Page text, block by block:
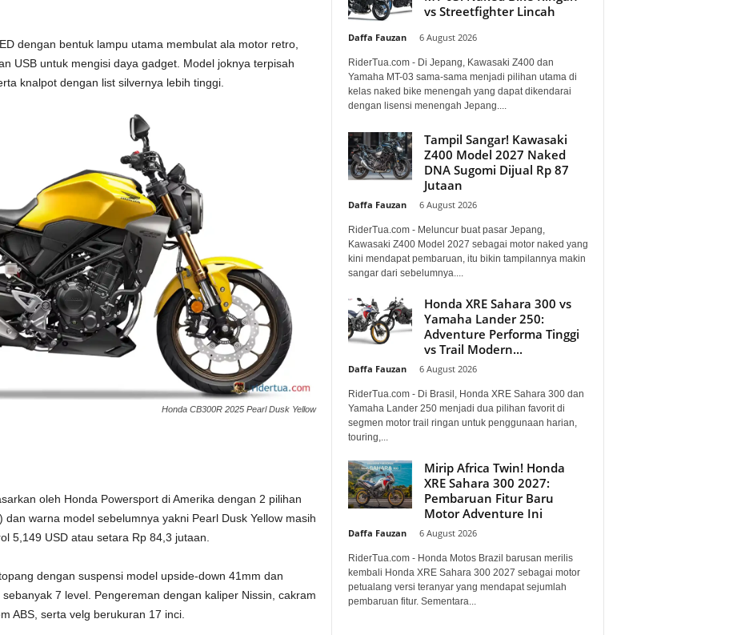
dengan bentuk lampu utama membulat ala motor retro,
USB untuk mengisi daya gadget. Model joknya terpisah
knalpot dengan list silvernya lebih tinggi.
Honda CB300R 2025 Pearl Dusk Yellow
oleh Honda Powersport di Amerika dengan 2 pilihan
warna model sebelumnya yakni Pearl Dusk Yellow masih
5,149 USD atau setara Rp 84,3 jutaan.
dengan suspensi model upside-down 41mm dan
7 level. Pengereman dengan kaliper Nissin, cakram
ABS, serta velg berukuran 17 inci.
vs Streetfighter Lincah
Daffa Fauzan 6 August 2026
RiderTua.com - Di Jepang, Kawasaki Z400 dan
Yamaha MT-03 sama-sama menjadi pilihan utama di
kelas naked bike menengah yang dapat dikendarai
dengan lisensi menengah Jepang....
Tampil Sangar! Kawasaki
Z400 Model 2027 Naked
DNA Sugomi Dijual Rp 87
Jutaan
Daffa Fauzan 6 August 2026
RiderTua.com - Meluncur buat pasar Jepang,
Kawasaki Z400 Model 2027 sebagai motor naked yang
kini mendapat pembaruan, itu bikin tampilannya makin
sangar dari sebelumnya....
Honda XRE Sahara 300 vs
Yamaha Lander 250:
Adventure Performa Tinggi
vs Trail Modern...
Daffa Fauzan 6 August 2026
RiderTua.com - Di Brasil, Honda XRE Sahara 300 dan
Yamaha Lander 250 menjadi dua pilihan favorit di
segmen motor trail ringan untuk penggunaan harian,
touring,...
Mirip Africa Twin! Honda
XRE Sahara 300 2027:
Pembaruan Fitur Baru
Motor Adventure Ini
Daffa Fauzan 6 August 2026
RiderTua.com - Honda Motos Brazil barusan merilis
kembali Honda XRE Sahara 300 2027 sebagai motor
petualang versi teranyar yang mendapat sejumlah
pembaruan fitur. Sementara...